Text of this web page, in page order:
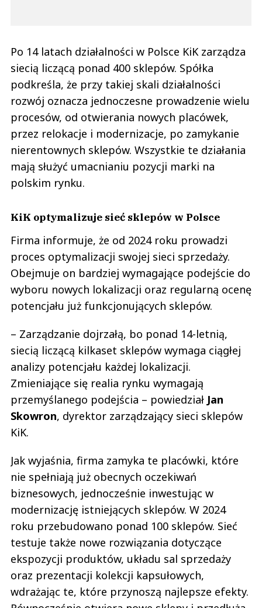
Po 14 latach działalności w Polsce KiK zarządza
siecią liczącą ponad 400 sklepów. Spółka
podkreśla, że przy takiej skali działalności
rozwój oznacza jednoczesne prowadzenie wielu
procesów, od otwierania nowych placówek,
przez relokacje i modernizacje, po zamykanie
nierentownych sklepów. Wszystkie te działania
mają służyć umacnianiu pozycji marki na
polskim rynku.
KiK optymalizuje sieć sklepów w Polsce
Firma informuje, że od 2024 roku prowadzi
proces optymalizacji swojej sieci sprzedaży.
Obejmuje on bardziej wymagające podejście do
wyboru nowych lokalizacji oraz regularną ocenę
potencjału już funkcjonujących sklepów.
– Zarządzanie dojrzałą, bo ponad 14-letnią,
siecią liczącą kilkaset sklepów wymaga ciągłej
analizy potencjału każdej lokalizacji.
Zmieniające się realia rynku wymagają
przemyślanego podejścia – powiedział Jan
Skowron, dyrektor zarządzający sieci sklepów
KiK.
Jak wyjaśnia, firma zamyka te placówki, które
nie spełniają już obecnych oczekiwań
biznesowych, jednocześnie inwestując w
modernizację istniejących sklepów. W 2024
roku przebudowano ponad 100 sklepów. Sieć
testuje także nowe rozwiązania dotyczące
ekspozycji produktów, układu sal sprzedaży
oraz prezentacji kolekcji kapsułowych,
wdrażając te, które przynoszą najlepsze efekty.